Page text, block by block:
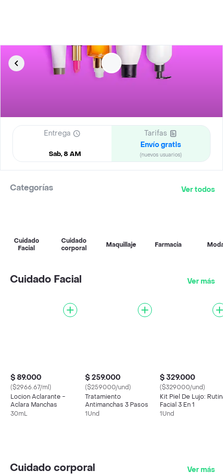
Entrega
Sab, 8 AM
Tarifas
Envío gratis
(nuevos usuarios)
Categorías Ver todos
Cuidado
Facial
Cuidado
corporal
Maquillaje Farmacia
Cuidado Facial Ver más
$ 89.000
($2966.67/ml)
Locion Aclarante -
Aclara Manchas
30mL
$ 259.000
($259000/und)
Tratamiento
Antimanchas 3 Pasos
1Und
$ 329.000
($329000/und)
Kit Piel De Lujo:
Facial 3 En 1
1Und
Cuidado corporal Ver más